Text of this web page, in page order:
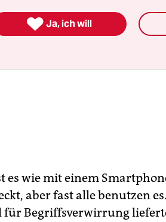
es wie mit einem
aber fast alle benutzen
für Begriffsverwirrung
 Ja, ich will